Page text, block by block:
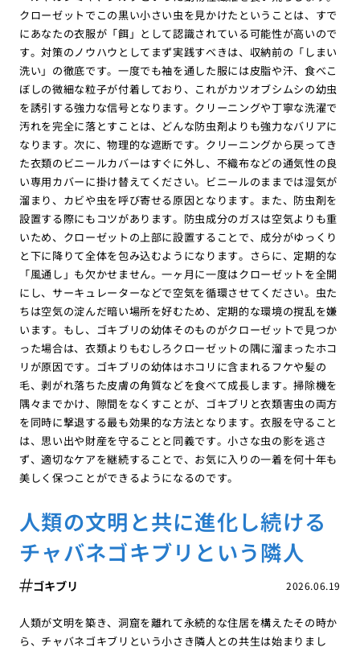
クローゼットでこの黒い小さい虫を見かけたということは、すで
にあなたの衣服が「餌」として認識されている可能性が高いので
す。対策のノウハウとしてまず実践すべきは、収納前の「しまい
洗い」の徹底です。一度でも袖を通した服には皮脂や汗、食べこ
ぼしの微細な粒子が付着しており、これがカツオブシムシの幼虫
を誘引する強力な信号となります。クリーニングや丁寧な洗濯で
汚れを完全に落とすことは、どんな防虫剤よりも強力なバリアに
なります。次に、物理的な遮断です。クリーニングから戻ってき
た衣類のビニールカバーはすぐに外し、不織布などの通気性の良
い専用カバーに掛け替えてください。ビニールのままでは湿気が
溜まり、カビや虫を呼び寄せる原因となります。また、防虫剤を
設置する際にもコツがあります。防虫成分のガスは空気よりも重
いため、クローゼットの上部に設置することで、成分がゆっくり
と下に降りて全体を包み込むようになります。さらに、定期的な
「風通し」も欠かせません。一ヶ月に一度はクローゼットを全開
にし、サーキュレーターなどで空気を循環させてください。虫た
ちは空気の淀んだ暗い場所を好むため、定期的な環境の撹乱を嫌
います。もし、ゴキブリの幼体そのものがクローゼットで見つか
った場合は、衣類よりもむしろクローゼットの隅に溜まったホコ
リが原因です。ゴキブリの幼体はホコリに含まれるフケや髪の
毛、剥がれ落ちた皮膚の角質などを食べて成長します。掃除機を
隅々までかけ、隙間をなくすことが、ゴキブリと衣類害虫の両方
を同時に撃退する最も効果的な方法となります。衣服を守ること
は、思い出や財産を守ることと同義です。小さな虫の影を逃さ
ず、適切なケアを継続することで、お気に入りの一着を何十年も
美しく保つことができるようになるのです。
人類の文明と共に進化し続ける
チャバネゴキブリという隣人
2026.06.19
ゴキブリ
人類が文明を築き、洞窟を離れて永続的な住居を構えたその時か
ら、チャバネゴキブリという小さき隣人との共生は始まりまし